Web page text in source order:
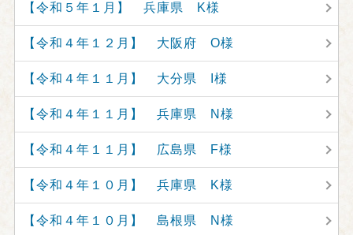
【令和５年１月】 兵庫県 K様
【令和４年１２月】 大阪府 O様
【令和４年１１月】 大分県 I様
【令和４年１１月】 兵庫県 N様
【令和４年１１月】 広島県 F様
【令和４年１０月】 兵庫県 K様
【令和４年１０月】 島根県 N様